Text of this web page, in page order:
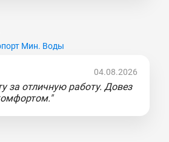
Мин. Воды
04.08.2026
за отличную работу. Довез